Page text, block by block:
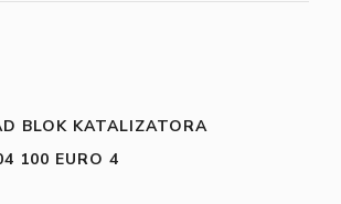
BLOK KATALIZATORA
100 EURO 4